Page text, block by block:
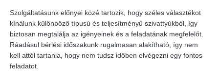
Szolgáltatásunk előnyei közé tartozik, hogy széles választékot
kínálunk különböző típusú és teljesítményű szivattyúkból, így
biztosan megtalálja az igényeinek és a feladatának megfelelőt.
Ráadásul bérlési időszakunk rugalmasan alakítható, így nem
kell attól tartania, hogy nem tudsz időben elvégezni egy fontos
feladatot.